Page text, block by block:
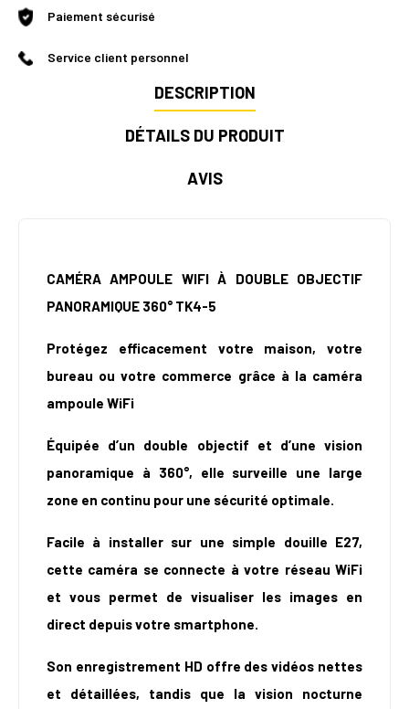
Paiement sécurisé
Service client personnel
DESCRIPTION
DÉTAILS DU PRODUIT
AVIS
CAMÉRA AMPOULE WIFI À DOUBLE OBJECTIF
PANORAMIQUE 360° TK4-5
Protégez efficacement votre maison, votre
bureau ou votre commerce grâce à la caméra
ampoule WiFi
Équipée d’un double objectif et d’une vision
panoramique à 360°, elle surveille une large
zone en continu pour une sécurité optimale.
Facile à installer sur une simple douille E27,
cette caméra se connecte à votre réseau WiFi
et vous permet de visualiser les images en
direct depuis votre smartphone.
Son enregistrement HD offre des vidéos nettes
et détaillées, tandis que la vision nocturne